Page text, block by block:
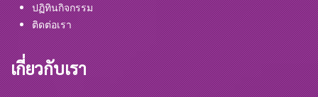
ปฏิทินกิจกรรม
ติดต่อเรา
เกี่ยวกับเรา